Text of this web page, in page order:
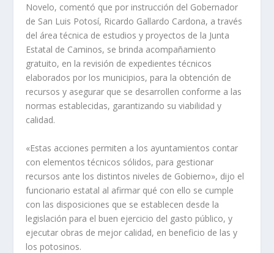
Novelo, comentó que por instrucción del Gobernador
de San Luis Potosí, Ricardo Gallardo Cardona, a través
del área técnica de estudios y proyectos de la Junta
Estatal de Caminos, se brinda acompañamiento
gratuito, en la revisión de expedientes técnicos
elaborados por los municipios, para la obtención de
recursos y asegurar que se desarrollen conforme a las
normas establecidas, garantizando su viabilidad y
calidad.
«Estas acciones permiten a los ayuntamientos contar
con elementos técnicos sólidos, para gestionar
recursos ante los distintos niveles de Gobierno», dijo el
funcionario estatal al afirmar qué con ello se cumple
con las disposiciones que se establecen desde la
legislación para el buen ejercicio del gasto público, y
ejecutar obras de mejor calidad, en beneficio de las y
los potosinos.